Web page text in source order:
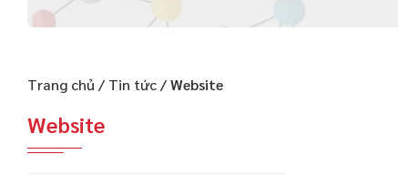
Trang chủ / Tin tức/Website
Website